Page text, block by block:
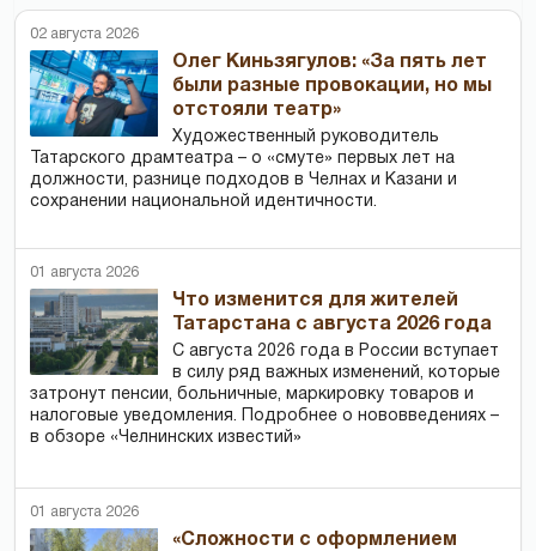
02 августа 2026
Олег Киньзягулов: «За пять лет
были разные провокации, но мы
отстояли театр»
Художественный руководитель
Татарского драмтеатра – о «смуте» первых лет на
должности, разнице подходов в Челнах и Казани и
сохранении национальной идентичности.
01 августа 2026
Что изменится для жителей
Татарстана с августа 2026 года
С августа 2026 года в России вступает
в силу ряд важных изменений, которые
затронут пенсии, больничные, маркировку товаров и
налоговые уведомления. Подробнее о нововведениях –
в обзоре «Челнинских известий»
01 августа 2026
«Сложности с оформлением